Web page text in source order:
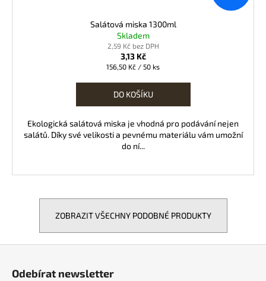
Salátová miska 1300ml
Skladem
2,59 Kč bez DPH
3,13 Kč
Měrná
156,50 Kč / 50 ks
DO KOŠÍKU
Ekologická salátová miska je vhodná pro podávání nejen
salátů. Díky své velikosti a pevnému materiálu vám umožní
do ní...
ZOBRAZIT VŠECHNY PODOBNÉ PRODUKTY
Odebírat newsletter